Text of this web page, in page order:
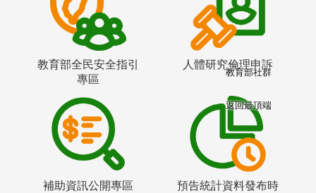
教育部全民安全指引
專區
人體研究倫理申訴
補助資訊公開專區
預告統計資料發布時
教育部社群
返回最頂端